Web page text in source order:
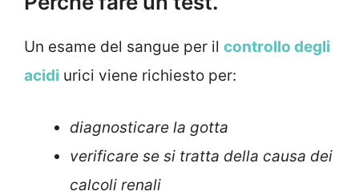
Un esame del sangue per il controllo degli
acidi urici viene richiesto per:
diagnosticare la gotta
verificare se si tratta della causa dei
calcoli renali